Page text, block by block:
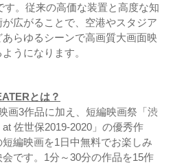
す。従来の高価な装置と高度な知
広がることで、空港やスタジア
らゆるシーンで高画質大画面映
うになります。
とは？
画3作品に加え、短編映画祭「渋
佐世保2019-2020」の優秀作
編映画を1日中無料でお楽しみ
です。1分～30分の作品を15作